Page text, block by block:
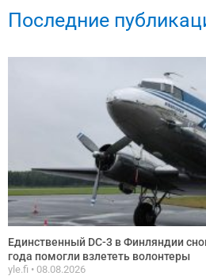
Последние
Единственный DC-3 в Финляндии
года помогли взлететь волонтеры
yle.fi 08.08.2026